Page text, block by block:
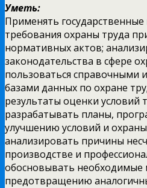
Уметь:
Применять
требования охраны труда
нормативных актов;
законодательства в сфере
пользоваться
базами данных по охране
результаты оценки условий
разрабатывать планы,
улучшению условий и
анализировать причины
производстве и
обосновывать
предотвращению